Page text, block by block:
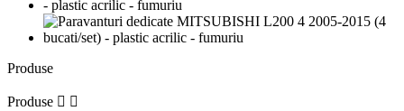
Produse
Produse  